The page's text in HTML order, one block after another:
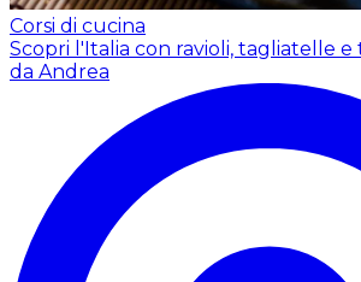
Corsi di cucina
Scopri l'Italia con ravioli, tagliatelle e
da Andrea